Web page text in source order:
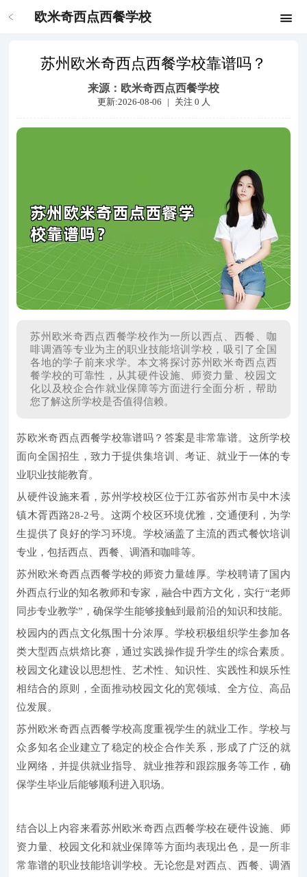
欧米奇西点西餐学校
苏州欧米奇西点西餐学校靠谱吗？
来源： 欧米奇西点西餐学校
更新:2026-08-06 | 关注 0 人
苏州欧米奇西点西餐学校作为一所以西点、西餐、咖
啡调酒等专业为主的职业技能培训学校，吸引了全国
各地的学子前来求学。本文将探讨苏州欧米奇西点西
餐学校的可靠性，从其硬件设施、师资力量、校园文
化以及校企合作就业保障等方面进行全面分析，帮助
您了解这所学校是否值得信赖。
苏欧米奇西点西餐学校靠谱吗？答案是非常靠谱。 这所学校
面向全国招生，致力于提供集培训、考证、就业于一体的专
业职业技能教育。
从硬件设施来看，苏州学校校区位于江苏省苏州市吴中木渎
镇木胥西路28-2号。这两个校区环境优雅，交通便利，为学
生提供了良好的学习环境。学校涵盖了主流的西式餐饮培训
专业，包括西点、西餐、调酒和咖啡等。
苏州欧米奇西点西餐学校的师资力量雄厚。学校聘请了国内
外西点行业的知名教师和专家，融合中西方文化，实行“老师
同步专业教学”，确保学生能够接触到最前沿的知识和技能。
校园内的西点文化氛围十分浓厚。学校积极组织学生参加各
类大型西点烘焙比赛，通过实践操作提升学生的综合素质。
校园文化建设以思想性、艺术性、知识性、实践性和娱乐性
相结合的原则，全面推动校园文化的宽领域、全方位、高品
位发展。
苏州欧米奇西点西餐学校高度重视学生的就业工作。学校与
众多知名企业建立了稳定的校企合作关系，形成了广泛的就
业网络，并提供就业指导、就业推荐和跟踪服务等工作，确
保学生毕业后能够顺利进入职场。
结合以上内容来看苏州欧米奇西点西餐学校在硬件设施、师
资力量、校园文化和就业保障等方面均表现出色，是一所非
常靠谱的职业技能培训学校。无论您是对西点、西餐、调酒